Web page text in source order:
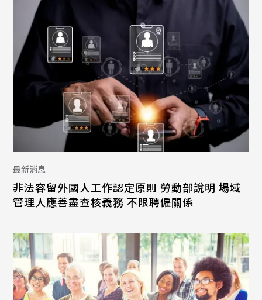
最新消息
非法容留外國人工作認定原則 勞動部說明 場域
管理人應善盡查核義務 不限聘僱關係